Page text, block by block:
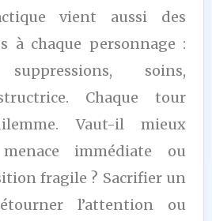
vient aussi des
à chaque personnage :
soins,
Chaque tour
Vaut-il mieux
immédiate ou
fragile ? Sacrifier un
l’attention ou